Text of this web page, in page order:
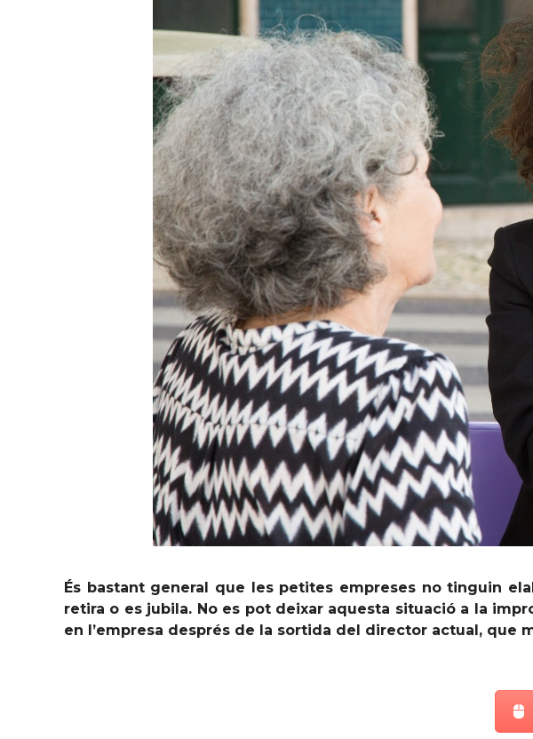
És bastant general que les petites empreses no tinguin
retira o es jubila. No es pot deixar aquesta situació a la
en l’empresa després de la sortida del director actual, que